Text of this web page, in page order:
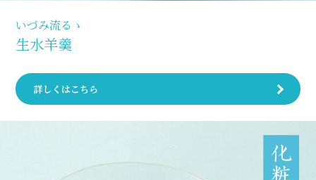
いづみ流るゝ
生水羊羹
詳しくはこちら